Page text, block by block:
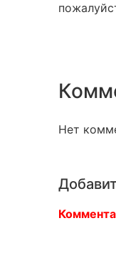
Нет